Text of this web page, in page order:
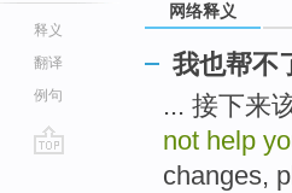
释义
翻译
例句
网络释义
我也帮不
... 接下来
not help
changes,